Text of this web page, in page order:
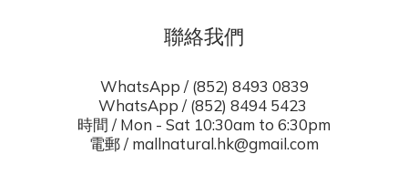
聯絡我們
WhatsApp / (852) 8493 0839
WhatsApp / (852) 8494 5423
時間 / Mon - Sat 10:30am to 6:30pm
電郵 / mallnatural.hk@gmail.com